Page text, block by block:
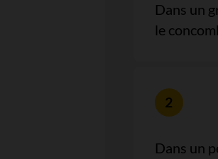
Dans un
le
Dans un